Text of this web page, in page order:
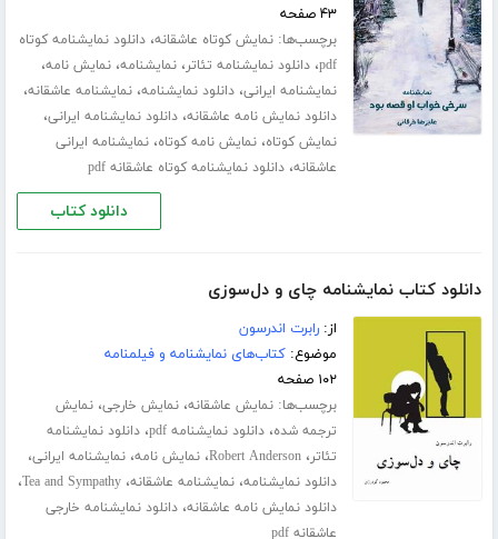
۴۳ صفحه
برچسب‌ها:نمایش کوتاه عاشقانه،دانلود نمایشنامه کوتاه
pdf،دانلود نمایشنامه تئاتر،نمایشنامه،نمایش نامه،
نمایشنامه ایرانی،دانلود نمایشنامه،نمایشنامه عاشقانه،
دانلود نمایش نامه عاشقانه،دانلود نمایشنامه ایرانی،
نمایش کوتاه،نمایش نامه کوتاه،نمایشنامه ایرانی
عاشقانه،دانلود نمایشنامه کوتاه عاشقانه pdf
دانلود کتاب
دانلود کتاب نمایشنامه چای و دل‌سوزی
از:رابرت اندرسون
موضوع:کتاب‌های نمایشنامه و فیلمنامه
۱۰۲ صفحه
برچسب‌ها:نمایش عاشقانه،نمایش خارجی،نمایش
ترجمه شده،دانلود نمایشنامه pdf ،دانلود نمایشنامه
تئاتر،Robert Anderson،نمایش نامه،نمایشنامه ایرانی،
دانلود نمایشنامه،نمایشنامه عاشقانه،Tea and Sympathy،
دانلود نمایش نامه عاشقانه،دانلود نمایشنامه خارجی
عاشقانه pdf